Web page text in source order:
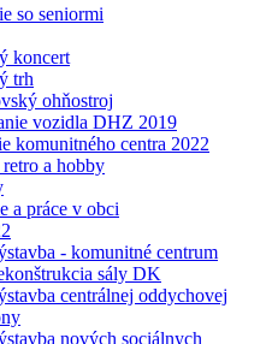
so seniormi
koncert
trh
ohňostroj
vozidla DHZ 2019
komunitného centra 2022
a hobby
a práce v obci
- komunitné centrum
sály DK
centrálnej oddychovej
nových sociálnych